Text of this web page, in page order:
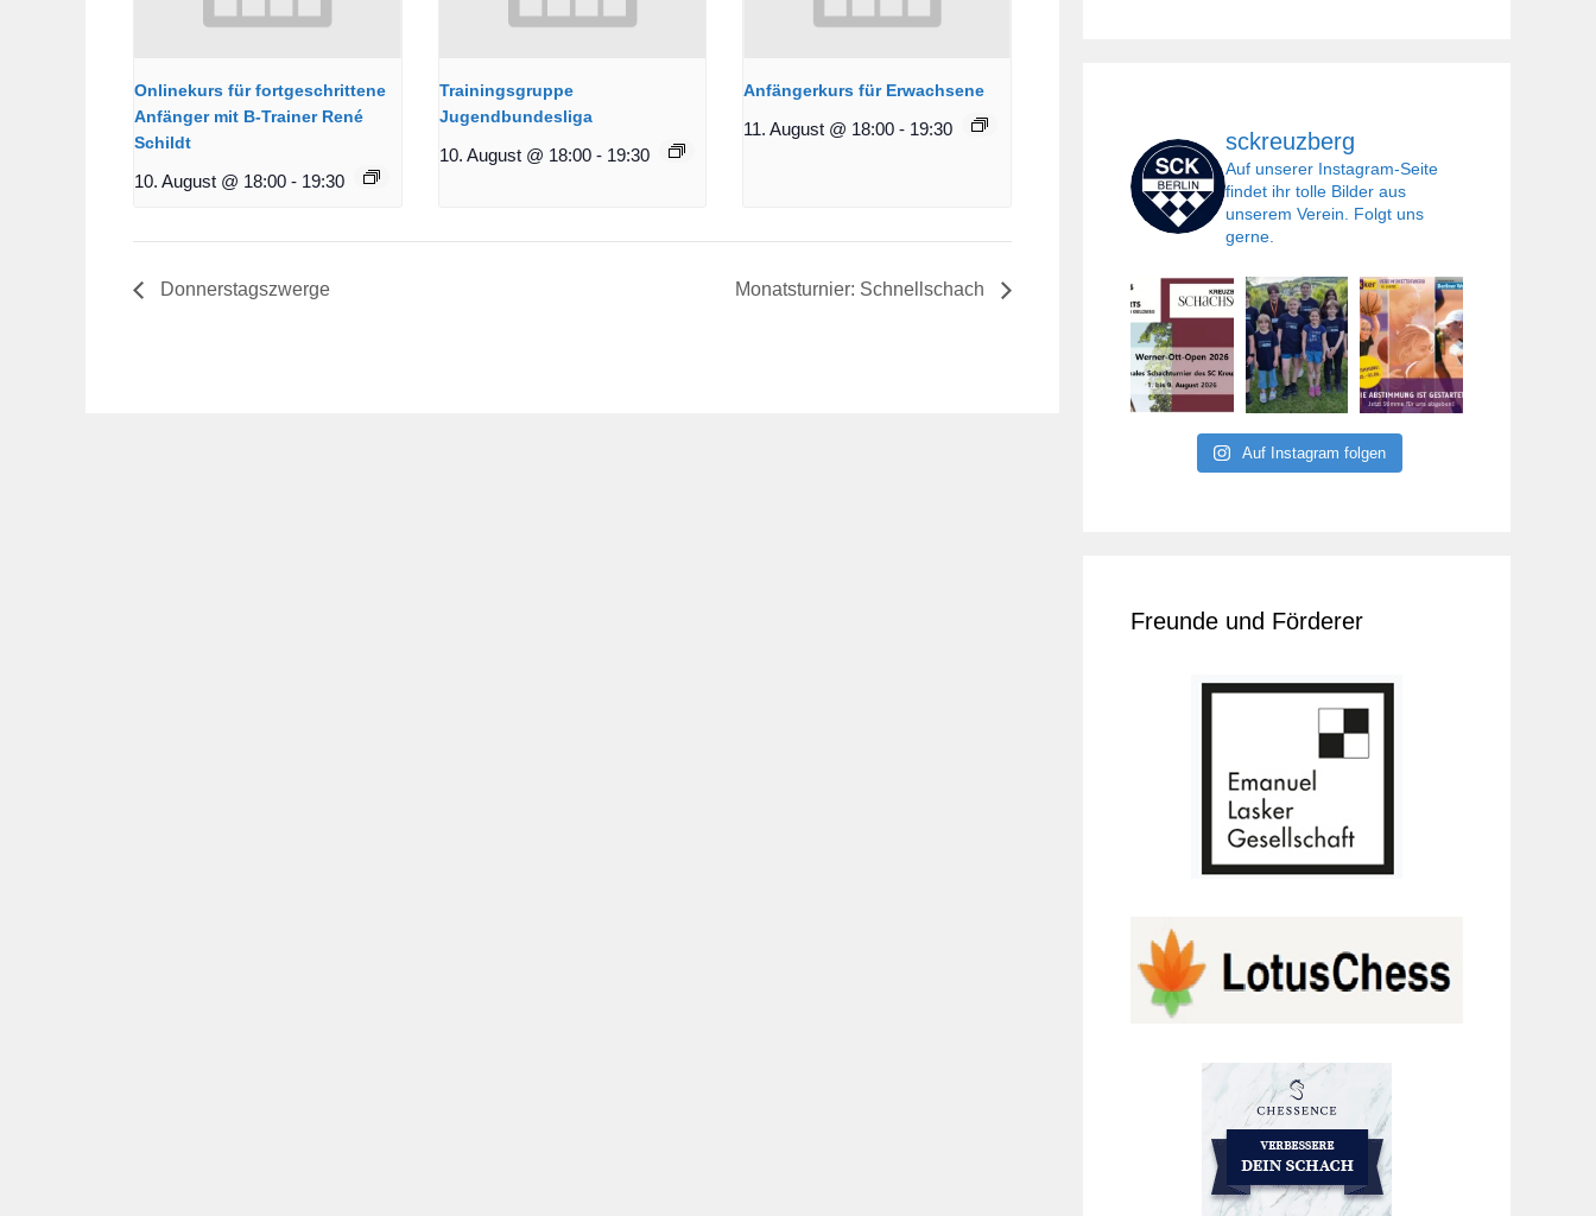
Onlinekurs für fortgeschrittene
Anfänger mit B-Trainer René
Schildt
10. August @ 18:00 - 19:30
Trainingsgruppe
Jugendbundesliga
10. August @ 18:00 - 19:30
Anfängerkurs für Erwachsene
11. August @ 18:00 - 19:30
Donnerstagszwerge Monatsturnier: Schnellschach
sckreuzberg
Auf unserer Instagram-Seite
findet ihr tolle Bilder aus
unserem Verein. Folgt uns
gerne.
Auf Instagram folgen
Freunde und Förderer